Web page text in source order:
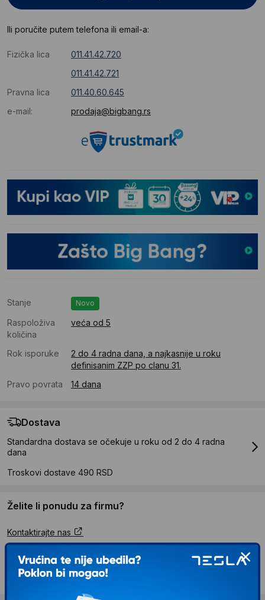
Ili poručite putem telefona ili email-a:
Fizička lica
011.41.42.720
011.41.42.721
Pravna lica
011.40.60.645
e-mail:
prodaja@bigbang.rs
Stanje Novo
Raspoloživa
količina
veća od 5
Rok isporuke
2 do 4 radna dana, a najkasnije u roku
definisanim ZZP po clanu 31.
Pravo povrata
14 dana
Dostava
Standardna dostava se očekuje u roku od 2 do 4 radna
dana
Troskovi dostave 490 RSD
Želite li ponudu za firmu?
Kontaktirajte nas
Opis proizvoda XIAOMI Redmi Watch 5 Lite
Black